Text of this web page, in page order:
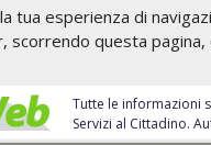
tua esperienza di
scorrendo questa
Tutte le informazioni
Servizi al Cittadino.